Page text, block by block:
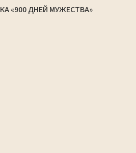
«900 ДНЕЙ МУЖЕСТВА»